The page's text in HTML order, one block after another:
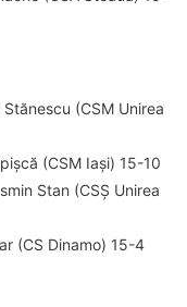
(CSM Unirea
(CSM Iași) 15-10
Stan (CSȘ Unirea
(CS Dinamo) 15-4